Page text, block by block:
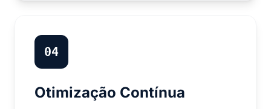
04
Otimização Contínua